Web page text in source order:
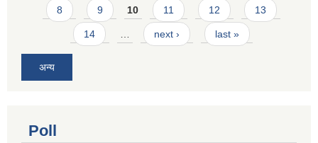
8 9 10 11 12 13
14 … next › last »
अन्य
Poll